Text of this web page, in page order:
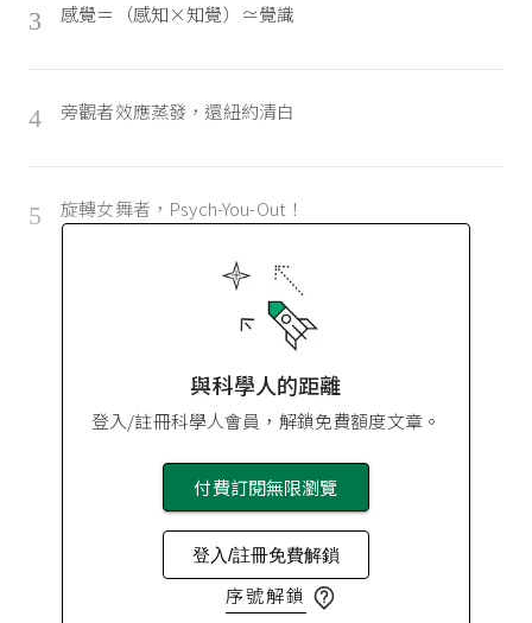
3 感覺＝（感知×知覺）≃覺識
4 旁觀者效應蒸發，還紐約清白
5 旋轉女舞者，Psych-You-Out！
與科學人的距離
登入/註冊科學人會員，解鎖免費額度文章。
付費訂閱無限瀏覽
登入/註冊免費解鎖
序號解鎖